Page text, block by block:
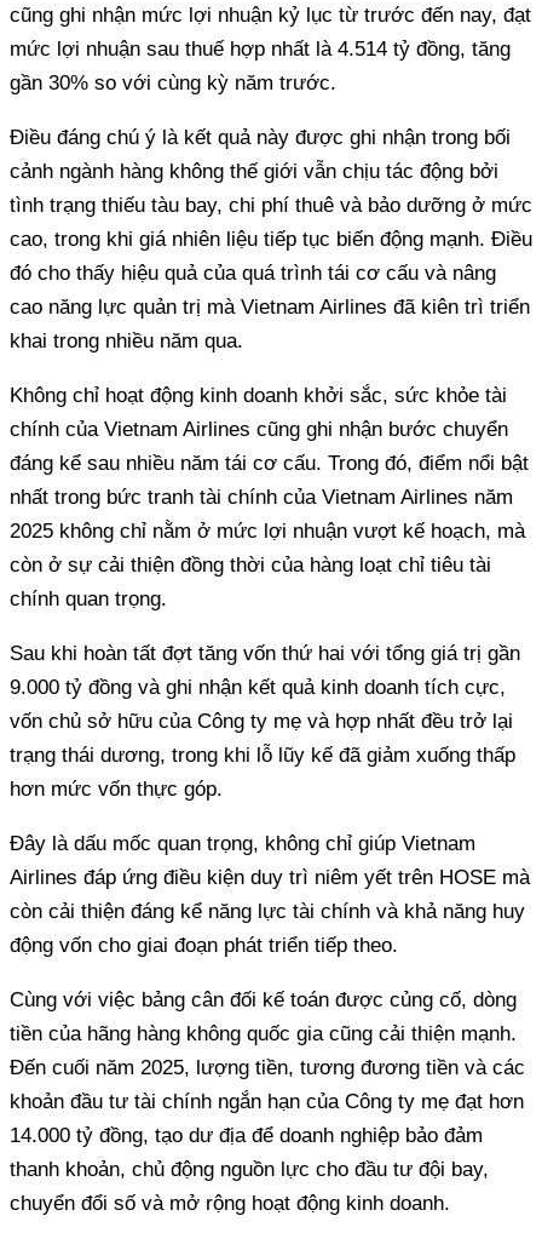
cũng ghi nhận mức lợi nhuận kỷ lục từ trước đến nay, đạt
mức lợi nhuận sau thuế hợp nhất là 4.514 tỷ đồng, tăng
gần 30% so với cùng kỳ năm trước.
Điều đáng chú ý là kết quả này được ghi nhận trong bối
cảnh ngành hàng không thế giới vẫn chịu tác động bởi
tình trạng thiếu tàu bay, chi phí thuê và bảo dưỡng ở mức
cao, trong khi giá nhiên liệu tiếp tục biến động mạnh. Điều
đó cho thấy hiệu quả của quá trình tái cơ cấu và nâng
cao năng lực quản trị mà Vietnam Airlines đã kiên trì triển
khai trong nhiều năm qua.
Không chỉ hoạt động kinh doanh khởi sắc, sức khỏe tài
chính của Vietnam Airlines cũng ghi nhận bước chuyển
đáng kể sau nhiều năm tái cơ cấu. Trong đó, điểm nổi bật
nhất trong bức tranh tài chính của Vietnam Airlines năm
2025 không chỉ nằm ở mức lợi nhuận vượt kế hoạch, mà
còn ở sự cải thiện đồng thời của hàng loạt chỉ tiêu tài
chính quan trọng.
Sau khi hoàn tất đợt tăng vốn thứ hai với tổng giá trị gần
9.000 tỷ đồng và ghi nhận kết quả kinh doanh tích cực,
vốn chủ sở hữu của Công ty mẹ và hợp nhất đều trở lại
trạng thái dương, trong khi lỗ lũy kế đã giảm xuống thấp
hơn mức vốn thực góp.
Đây là dấu mốc quan trọng, không chỉ giúp Vietnam
Airlines đáp ứng điều kiện duy trì niêm yết trên HOSE mà
còn cải thiện đáng kể năng lực tài chính và khả năng huy
động vốn cho giai đoạn phát triển tiếp theo.
Cùng với việc bảng cân đối kế toán được củng cố, dòng
tiền của hãng hàng không quốc gia cũng cải thiện mạnh.
Đến cuối năm 2025, lượng tiền, tương đương tiền và các
khoản đầu tư tài chính ngắn hạn của Công ty mẹ đạt hơn
14.000 tỷ đồng, tạo dư địa để doanh nghiệp bảo đảm
thanh khoản, chủ động nguồn lực cho đầu tư đội bay,
chuyển đổi số và mở rộng hoạt động kinh doanh.